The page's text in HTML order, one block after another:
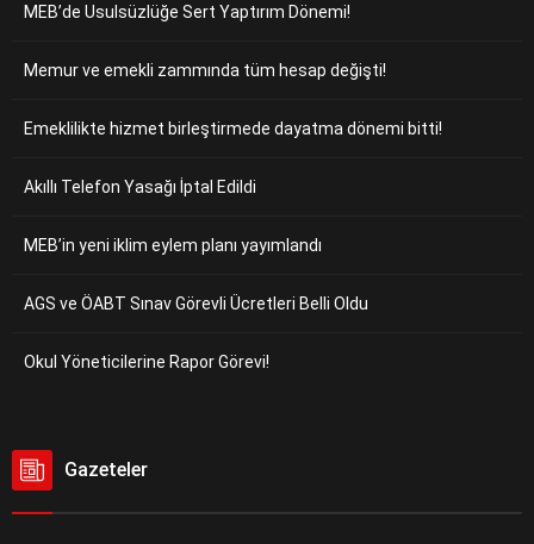
MEB’de Usulsüzlüğe Sert Yaptırım Dönemi!
Memur ve emekli zammında tüm hesap değişti!
Emeklilikte hizmet birleştirmede dayatma dönemi bitti!
Akıllı Telefon Yasağı İptal Edildi
MEB’in yeni iklim eylem planı yayımlandı
AGS ve ÖABT Sınav Görevli Ücretleri Belli Oldu
Okul Yöneticilerine Rapor Görevi!
Gazeteler